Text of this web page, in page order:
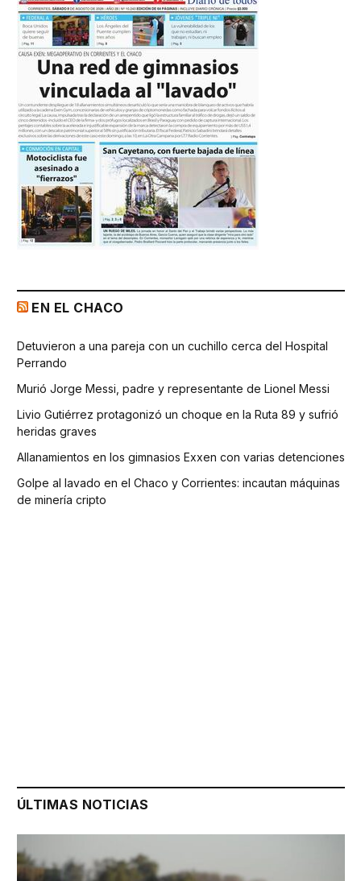
EN EL CHACO
Detuvieron a una pareja con un cuchillo cerca del Hospital
Perrando
Murió Jorge Messi, padre y representante de Lionel Messi
Livio Gutiérrez protagonizó un choque en la Ruta 89 y sufrió
heridas graves
Allanamientos en los gimnasios Exxen con varias detenciones
Golpe al lavado en el Chaco y Corrientes: incautan máquinas
de minería cripto
ÚLTIMAS NOTICIAS